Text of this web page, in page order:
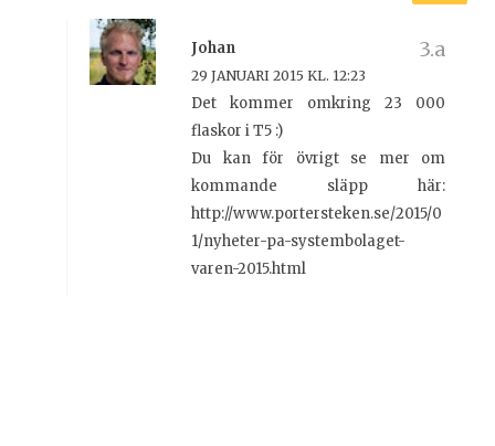
Johan
29 JANUARI 2015 KL. 12:23
Det kommer omkring 23 000
flaskor i T5 :)
Du kan för övrigt se mer om
kommande släpp här:
http://www.portersteken.se/2015/0
1/nyheter-pa-systembolaget-
varen-2015.html